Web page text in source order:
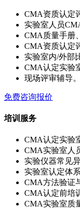
CMA资质认定
实验室人员
CMA质量手册
CMA资质认定
实验室内/外部
CMA认定实验
现场评审辅导。
免费咨询报价
培训服务
CMA认定实验
CMA实验室人
实验仪器常见
实验室认定体
CMA方法验证
CMA认定前培
CMA实验室质